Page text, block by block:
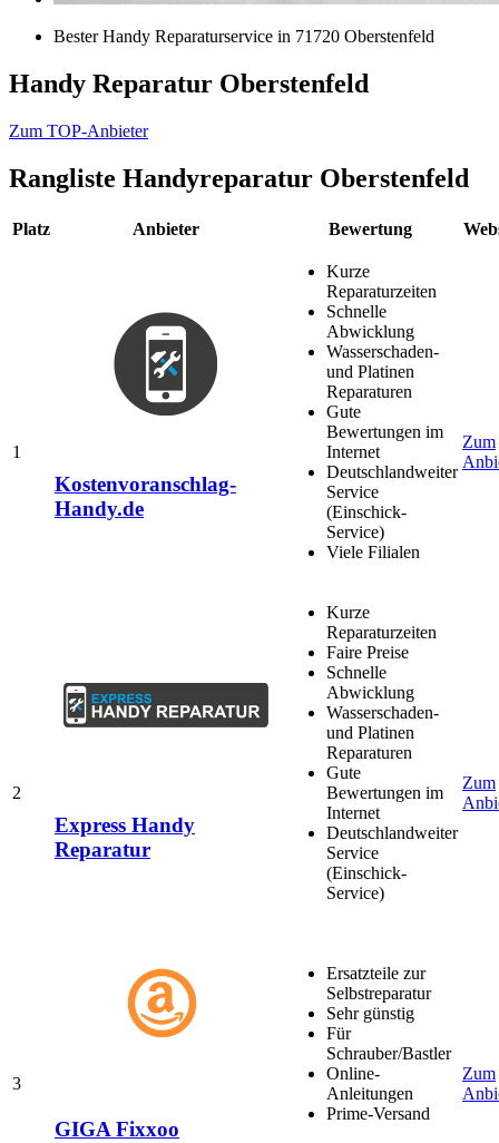
Bester Handy Reparaturservice in 71720 Oberstenfeld
Handy Reparatur Oberstenfeld
Zum TOP-Anbieter
Rangliste Handyreparatur Oberstenfeld
Platz Anbieter Bewertung
1
Kostenvoranschlag-
Handy.de
Kurze
Reparaturzeiten
Schnelle
Abwicklung
Wasserschaden-
und Platinen
Reparaturen
Gute
Bewertungen im
Internet
Deutschlandweiter
Service
(Einschick-
Service)
Viele Filialen
Zum
2
Express Handy
Reparatur
Kurze
Reparaturzeiten
Faire Preise
Schnelle
Abwicklung
Wasserschaden-
und Platinen
Reparaturen
Gute
Bewertungen im
Internet
Deutschlandweiter
Service
(Einschick-
Service)
Zum
3
GIGA Fixxoo
Ersatzteile zur
Selbstreparatur
Sehr günstig
Für
Schrauber/Bastler
Online-
Anleitungen
Prime-Versand
Zum